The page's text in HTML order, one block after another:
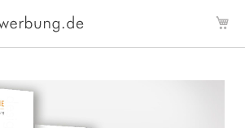
Inhalt